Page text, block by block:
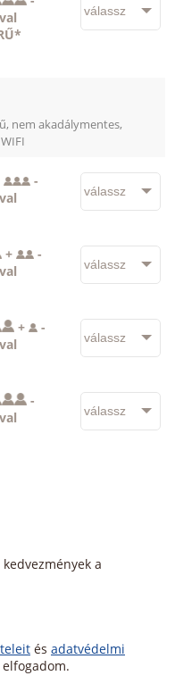
nem akadálymentes,
-
+
-
+
-
-
a
és adatvédelmi